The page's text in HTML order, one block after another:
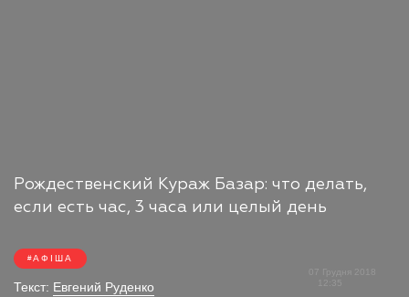
Рождественский Кураж Базар: что делать,
если есть час, 3 часа или целый день
АФІША
Текст: Евгений Руденко
07 Грудня 2018